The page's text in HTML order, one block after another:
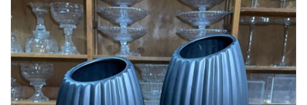
Lost Password
Cadastrar Conta